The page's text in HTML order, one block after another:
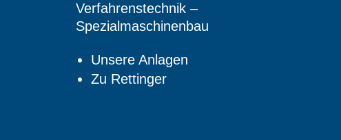
Verfahrenstechnik –
Spezialmaschinenbau
Unsere Anlagen
Zu Rettinger